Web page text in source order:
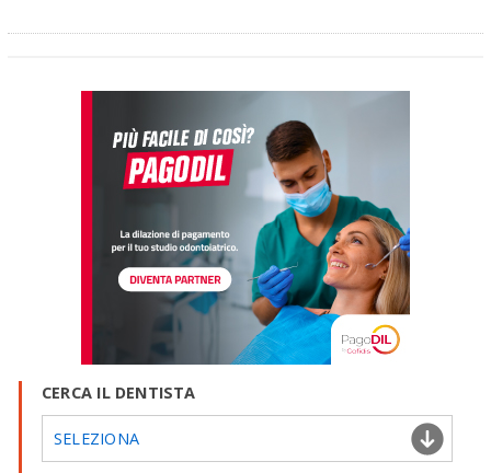
CERCA IL DENTISTA
SELEZIONA